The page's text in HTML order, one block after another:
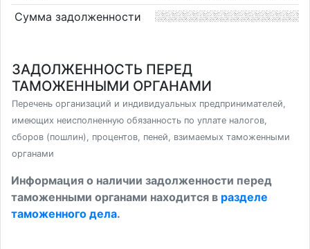
Сумма задолженности
ЗАДОЛЖЕННОСТЬ ПЕРЕД
ТАМОЖЕННЫМИ ОРГАНАМИ
Перечень организаций и индивидуальных предпринимателей,
имеющих неисполненную обязанность по уплате налогов,
сборов (пошлин), процентов, пеней, взимаемых таможенными
органами
Информация о наличии задолженности перед
таможенными органами находится в разделе
таможенного дела.